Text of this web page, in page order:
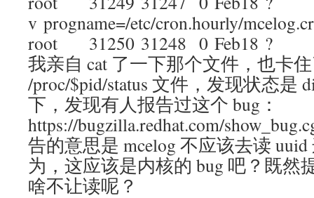
v progname=/etc/cron.hourly/
root 31250 31248 0 Feb18 ?
我亲自 cat 了一下那个文件，也卡
/proc/$pid/status 文件，发现状态是
下，发现有人报告过这个 bug：
https://bugzilla.redhat.com/
告的意思是 mcelog 不应该去读
为，这应该是内核的 bug 吧？既然
啥不让读呢？